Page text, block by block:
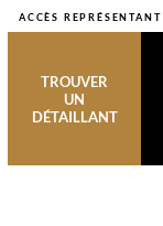
ACCÈS REPRÉSENTANT
TROUVER
UN
DÉTAILLANT